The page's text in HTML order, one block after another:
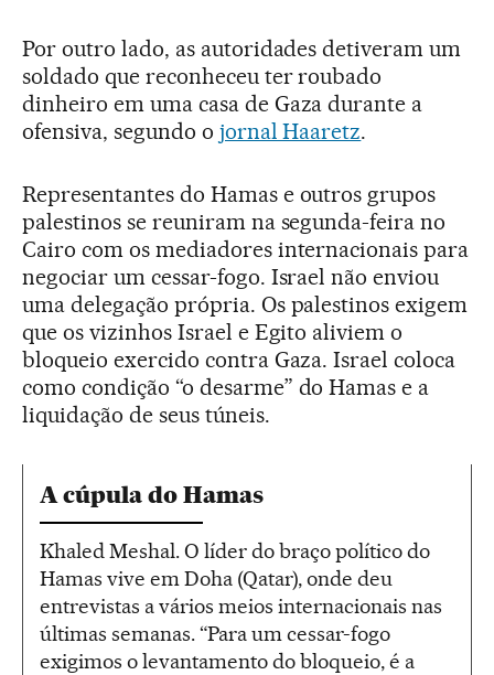
Por outro lado, as autoridades detiveram um
soldado que reconheceu ter roubado
dinheiro em uma casa de Gaza durante a
ofensiva, segundo o jornal Haaretz.
Representantes do Hamas e outros grupos
palestinos se reuniram na segunda-feira no
Cairo com os mediadores internacionais para
negociar um cessar-fogo. Israel não enviou
uma delegação própria. Os palestinos exigem
que os vizinhos Israel e Egito aliviem o
bloqueio exercido contra Gaza. Israel coloca
como condição “o desarme” do Hamas e a
liquidação de seus túneis.
A cúpula do Hamas
Khaled Meshal. O líder do braço político do
Hamas vive em Doha (Qatar), onde deu
entrevistas a vários meios internacionais nas
últimas semanas. “Para um cessar-fogo
exigimos o levantamento do bloqueio, é a